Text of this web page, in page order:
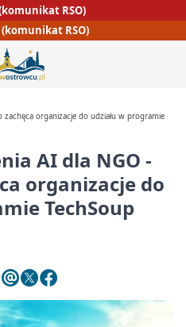
RSO)
RSO)
zachęca organizacje do udziału w programie
AI dla NGO -
organizacje do
TechSoup